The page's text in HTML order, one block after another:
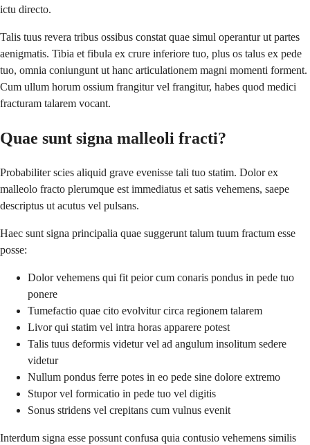
ictu directo.
Talis tuus revera tribus ossibus constat quae simul operantur ut partes
aenigmatis. Tibia et fibula ex crure inferiore tuo, plus os talus ex pede
tuo, omnia coniungunt ut hanc articulationem magni momenti forment.
Cum ullum horum ossium frangitur vel frangitur, habes quod medici
fracturam talarem vocant.
Quae sunt signa malleoli fracti?
Probabiliter scies aliquid grave evenisse tali tuo statim. Dolor ex
malleolo fracto plerumque est immediatus et satis vehemens, saepe
descriptus ut acutus vel pulsans.
Haec sunt signa principalia quae suggerunt talum tuum fractum esse
posse:
Dolor vehemens qui fit peior cum conaris pondus in pede tuo
ponere
Tumefactio quae cito evolvitur circa regionem talarem
Livor qui statim vel intra horas apparere potest
Talis tuus deformis videtur vel ad angulum insolitum sedere
videtur
Nullum pondus ferre potes in eo pede sine dolore extremo
Stupor vel formicatio in pede tuo vel digitis
Sonus stridens vel crepitans cum vulnus evenit
Interdum signa esse possunt confusa quia contusio vehemens similis